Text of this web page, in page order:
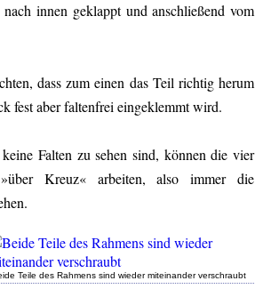
innen geklappt und anschließend vom
dass zum einen das Teil richtig herum
fest aber faltenfrei eingeklemmt wird.
Falten zu sehen sind, können die vier
Kreuz« arbeiten, also immer die
Teile des Rahmens sind wieder miteinander verschraubt